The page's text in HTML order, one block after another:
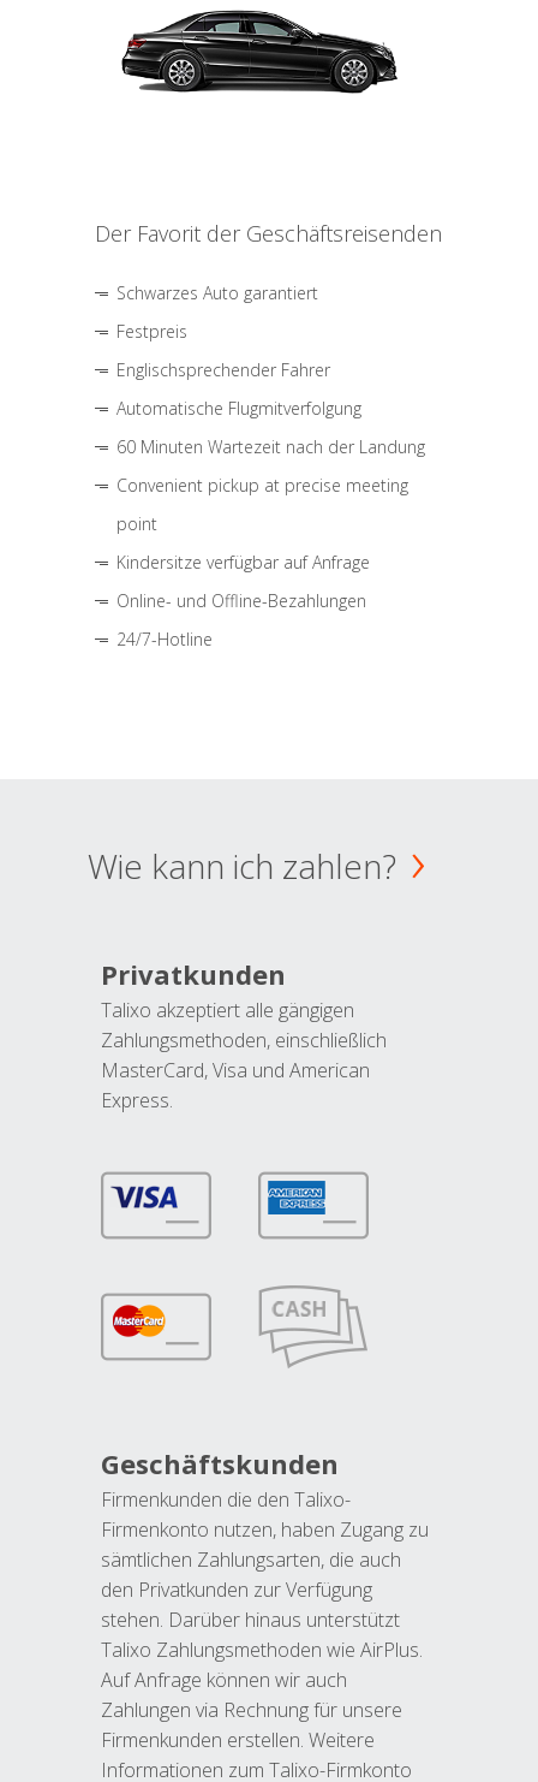
Der Favorit der Geschäftsreisenden
Schwarzes Auto garantiert
Festpreis
Englischsprechender Fahrer
Automatische Flugmitverfolgung
60 Minuten Wartezeit nach der Landung
Convenient pickup at precise meeting
point
Kindersitze verfügbar auf Anfrage
Online- und Offline-Bezahlungen
24/7-Hotline
Wie kann ich zahlen?
Privatkunden
Talixo akzeptiert alle gängigen
Zahlungsmethoden, einschließlich
MasterCard, Visa und American
Express.
Geschäftskunden
Firmenkunden die den Talixo-
Firmenkonto nutzen, haben Zugang zu
sämtlichen Zahlungsarten, die auch
den Privatkunden zur Verfügung
stehen. Darüber hinaus unterstützt
Talixo Zahlungsmethoden wie AirPlus.
Auf Anfrage können wir auch
Zahlungen via Rechnung für unsere
Firmenkunden erstellen. Weitere
Informationen zum Talixo-Firmkonto